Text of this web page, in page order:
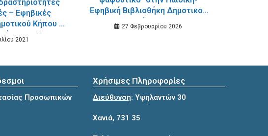
– Εφηβικές
Κήπου &
Χανίων
ουρανού»
2021
Εφηβική Βιβλιοθήκη Δημοτικού
Κήπου
27 Φεβρουαρίου 2026
Προσωπικών
Χρήσιμες Πληροφορίες
Διεύθυνση: Υψηλαντών 30
Χανιά, 731 35